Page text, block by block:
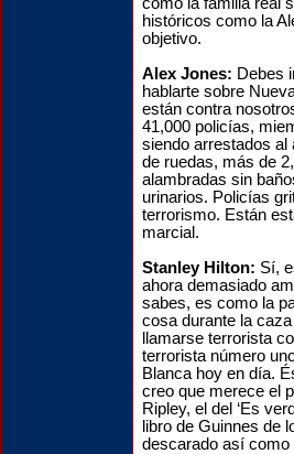
históricos como la
objetivo.
Alex Jones: Debes
hablarte sobre
están contra
41,000 policías,
siendo arrestados al
de ruedas, más de
alambradas sin
urinarios. Policías
terrorismo. Están
marcial.
Stanley Hilton: Sí,
ahora demasiado
sabes, es como la
cosa durante la
llamarse terrorista
terrorista número
Blanca hoy en día.
creo que merece el
Ripley, el del ‘Es
libro de Guinnes de
descarado así como